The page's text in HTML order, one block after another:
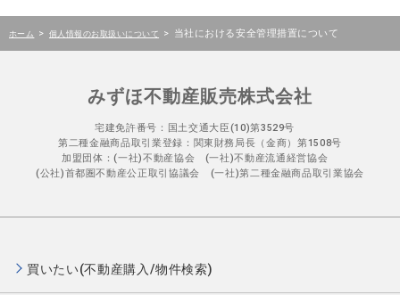
ホーム > 個人情報のお取扱いについて > 当社における安全管理措置について
みずほ不動産販売株式会社
宅建免許番号：国土交通大臣(10)第3529号
第二種金融商品取引業登録：関東財務局長（金商）第1508号
加盟団体：(一社)不動産協会 (一社)不動産流通経営協会
(公社)首都圏不動産公正取引協議会 (一社)第二種金融商品取引業協会
買いたい(不動産購入/物件検索)